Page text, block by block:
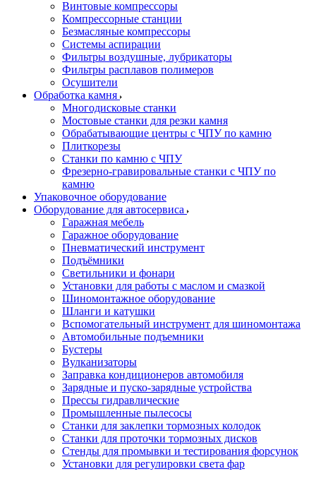
Винтовые компрессоры
Компрессорные станции
Безмасляные компрессоры
Системы аспирации
Фильтры воздушные, лубрикаторы
Фильтры расплавов полимеров
Осушители
Обработка камня
Многодисковые станки
Мостовые станки для резки камня
Обрабатывающие центры с ЧПУ по камню
Плиткорезы
Станки по камню с ЧПУ
Фрезерно-гравировальные станки с ЧПУ по
камню
Упаковочное оборудование
Оборудование для автосервиса
Гаражная мебель
Гаражное оборудование
Пневматический инструмент
Подъёмники
Светильники и фонари
Установки для работы с маслом и смазкой
Шиномонтажное оборудование
Шланги и катушки
Вспомогательный инструмент для шиномонтажа
Автомобильные подъемники
Бустеры
Вулканизаторы
Заправка кондиционеров автомобиля
Зарядные и пуско-зарядные устройства
Прессы гидравлические
Промышленные пылесосы
Станки для заклепки тормозных колодок
Станки для проточки тормозных дисков
Стенды для промывки и тестирования форсунок
Установки для регулировки света фар